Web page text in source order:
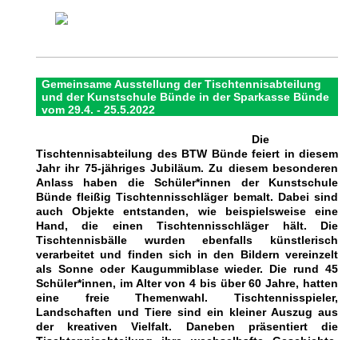
Gemeinsame Ausstellung der Tischtennisabteilung
und der Kunstschule Bünde in der Sparkasse Bünde
vom 29.4. - 25.5.2022
Die
Tischtennisabteilung des BTW Bünde feiert in diesem
Jahr ihr 75-jähriges Jubiläum. Zu diesem besonderen
Anlass haben die Schüler*innen der Kunstschule
Bünde fleißig Tischtennisschläger bemalt. Dabei sind
auch Objekte entstanden, wie beispielsweise eine
Hand, die einen Tischtennisschläger hält. Die
Tischtennisbälle wurden ebenfalls künstlerisch
verarbeitet und finden sich in den Bildern vereinzelt
als Sonne oder Kaugummiblase wieder. Die rund 45
Schüler*innen, im Alter von 4 bis über 60 Jahre, hatten
eine freie Themenwahl. Tischtennisspieler,
Landschaften und Tiere sind ein kleiner Auszug aus
der kreativen Vielfalt. Daneben präsentiert die